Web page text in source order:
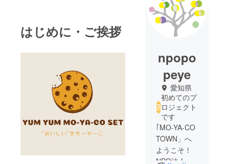
はじめに・ご挨拶
npopo
peye
愛知県
初めてのプ
ロジェクト
です
｢MO-YA-CO
TOWN」へ
ようこそ！
NPO法人ポ